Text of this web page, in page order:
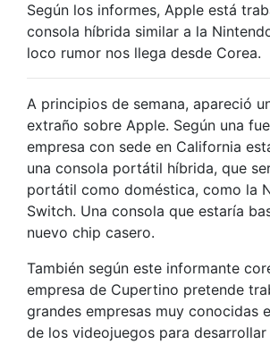
Según los informes, Apple está
consola híbrida similar a la
loco rumor nos llega desde Corea.
A principios de semana, apareció
extraño sobre Apple. Según una
empresa con sede en California
una consola portátil híbrida, que
portátil como doméstica, como la
Switch. Una consola que estaría
nuevo chip casero.
También según este informante
empresa de Cupertino pretende
grandes empresas muy conocidas
de los videojuegos para desarrollar